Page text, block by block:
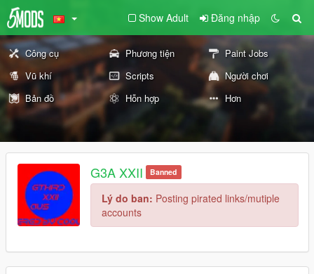
Show Adult Đăng nhập
Công cụ Phương tiện
Paint Jobs
Vũ khí
Scripts
Người chơi
Bản đồ
Hỗn hợp Hơn
G3A XXII Banned
Lý do ban: Posting pirated links/mutiple
accounts